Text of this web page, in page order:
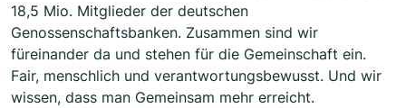
18,5 Mio. Mitglieder der deutschen
Genossenschaftsbanken. Zusammen sind wir
füreinander da und stehen für die Gemeinschaft ein.
Fair, menschlich und verantwortungsbewusst. Und wir
wissen, dass man Gemeinsam mehr erreicht.